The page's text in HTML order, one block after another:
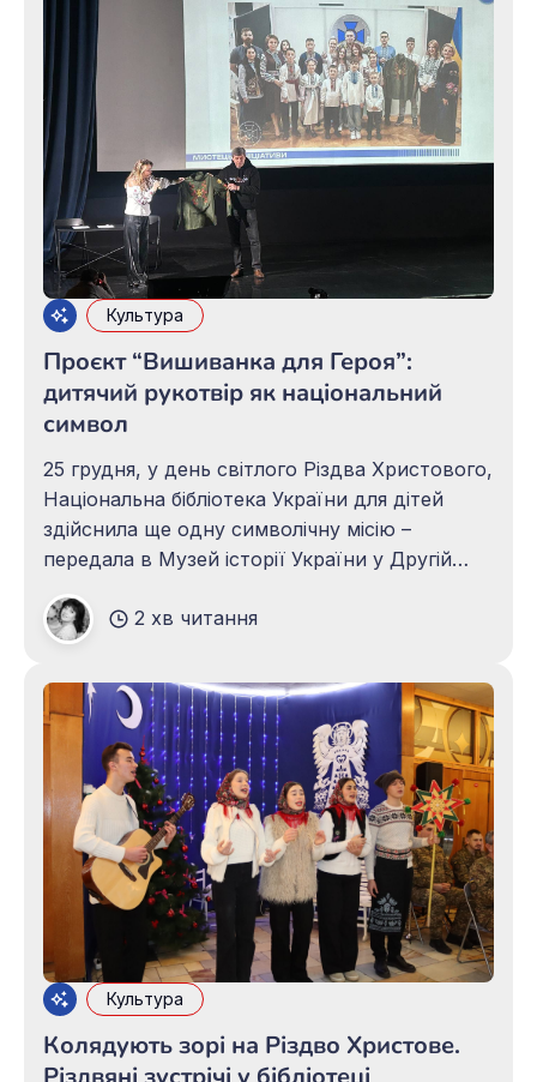
Культура
Проєкт “Вишиванка для Героя”:
дитячий рукотвір як національний
символ
25 грудня, у день світлого Різдва Христового,
Національна бібліотека України для дітей
здійснила ще одну символічну місію –
передала в Музей історії України у Другій
Голови СБУ – Василя Васильовича Малюка.
Барвиста вишиванка зберігатиметься у
фондах музею та розповідатиме нащадкам
про унікальний рукотвір, вишитий юними
читачами
2 хв читання
Культура
Колядують зорі на Різдво Христове.